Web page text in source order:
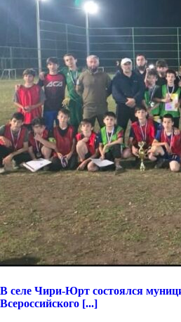
В селе Чири-Юрт состоялся
Всероссийского [...]